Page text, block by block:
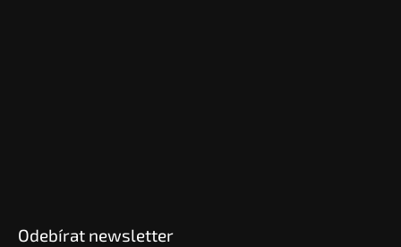
Odebírat newsletter